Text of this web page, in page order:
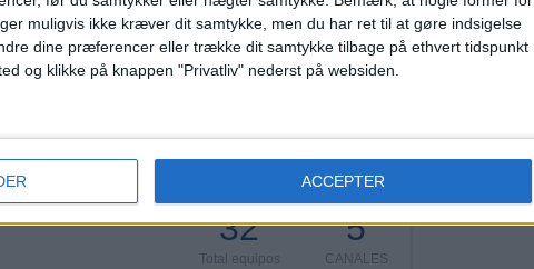
muligvis ikke kræver dit samtykke, men du har ret til at gøre indsigelse
dine præferencer eller trække dit samtykke tilbage på ethvert tidspunkt
og klikke på knappen "Privatliv" nederst på websiden.
ACCEPTER
TV-KANALER
UTEN GRATIS
KAMP
KANALER PR.
KAMP
5
CANALES
32
Total equipos